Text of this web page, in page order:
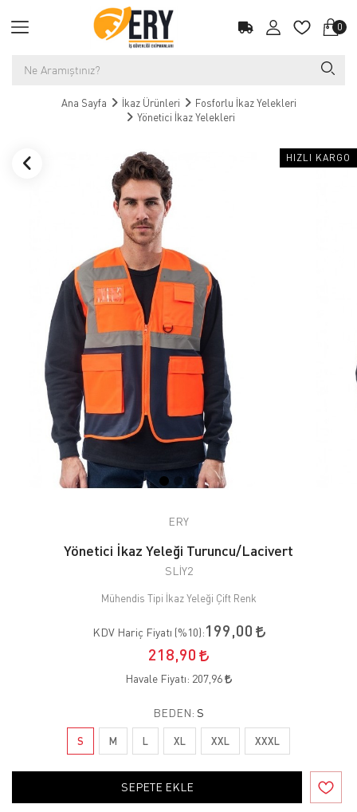
0
Ana Sayfa İkaz Ürünleri
Fosforlu İkaz Yelekleri
Yönetici İkaz Yelekleri
HIZLI KARGO
ERY
Yönetici İkaz Yeleği Turuncu/Lacivert
SLİY2
Mühendis Tipi İkaz Yeleği Çift Renk
KDV Hariç Fiyatı (%10):199,00
218,90
Havale Fiyatı: 207,96
BEDEN: S
S M L XL XXL XXXL
SEPETE EKLE